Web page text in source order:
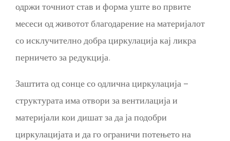
одржи точниот став и форма уште во првите
месеси од животот благодарение на материјалот
со исклучително добра циркулација кај ликра
перничето за редукција.
Заштита од сонце со одлична циркулација –
структурата има отвори за вентилација и
материјали кои дишат за да ја подобри
циркулацијата и да го ограничи потењето на